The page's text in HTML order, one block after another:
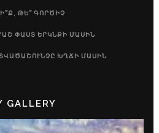
ԹԵ՞ ԳՈՐԾԻՉ
ՓԱՍՏ ԵՐԿՆՔԻ ՄԱՍԻՆ
ԽՂՃԻ ՄԱՍԻՆ
GALLERY